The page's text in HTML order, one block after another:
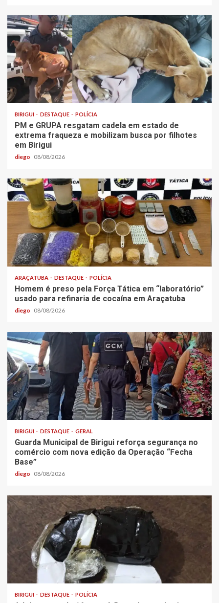
BIRIGUI DESTAQUE POLÍCIA
PM e GRUPA resgatam cadela em estado de
extrema fraqueza e mobilizam busca por filhotes
em Birigui
diego 08/08/2026
ARAÇATUBA DESTAQUE POLÍCIA
Homem é preso pela Força Tática em “laboratório”
usado para refinaria de cocaína em Araçatuba
diego 08/08/2026
BIRIGUI DESTAQUE GERAL
Guarda Municipal de Birigui reforça segurança no
comércio com nova edição da Operação “Fecha
Base”
diego 08/08/2026
BIRIGUI DESTAQUE POLÍCIA